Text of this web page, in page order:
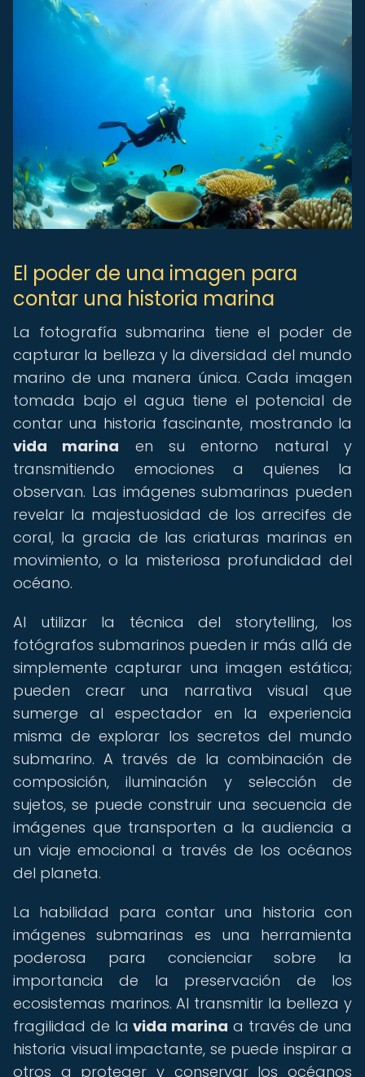
El poder de una imagen para
contar una historia marina
La fotografía submarina tiene el poder de
capturar la belleza y la diversidad del mundo
marino de una manera única. Cada imagen
tomada bajo el agua tiene el potencial de
contar una historia fascinante, mostrando la
vida marina en su entorno natural y
transmitiendo emociones a quienes la
observan. Las imágenes submarinas pueden
revelar la majestuosidad de los arrecifes de
coral, la gracia de las criaturas marinas en
movimiento, o la misteriosa profundidad del
océano.
Al utilizar la técnica del storytelling, los
fotógrafos submarinos pueden ir más allá de
simplemente capturar una imagen estática;
pueden crear una narrativa visual que
sumerge al espectador en la experiencia
misma de explorar los secretos del mundo
submarino. A través de la combinación de
composición, iluminación y selección de
sujetos, se puede construir una secuencia de
imágenes que transporten a la audiencia a
un viaje emocional a través de los océanos
del planeta.
La habilidad para contar una historia con
imágenes submarinas es una herramienta
poderosa para concienciar sobre la
importancia de la preservación de los
ecosistemas marinos. Al transmitir la belleza y
fragilidad de lavida marina a través de una
historia visual impactante, se puede inspirar a
otros a proteger y conservar los océanos